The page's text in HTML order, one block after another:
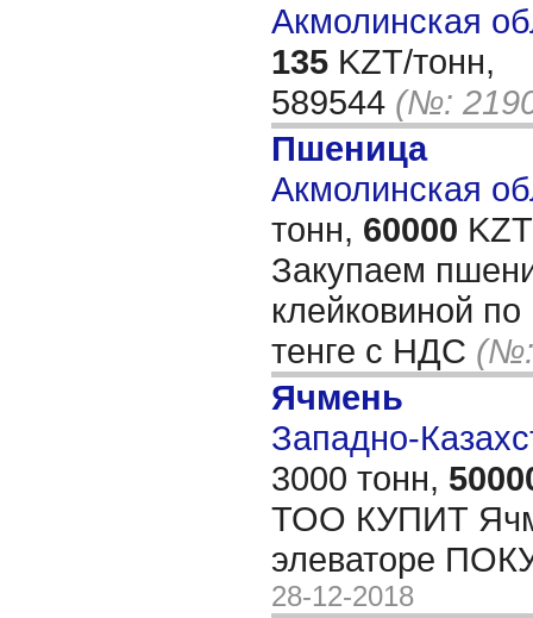
Акмолинская
135 KZT/тонн,
589544 (№:
Пшеница
Акмолинская
тонн, 60000
Закупаем
клейковиной
тенге с НДС (№:
Ячмень
Западно-
3000 тонн,
ТОО КУПИТ
элеваторе
28-12-2018